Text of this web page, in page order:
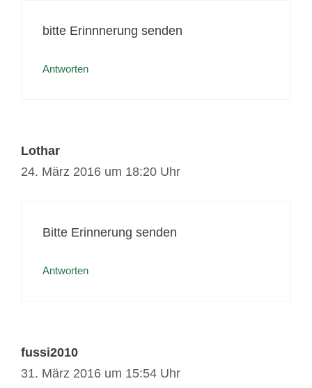
bitte Erinnnerung senden
Antworten
Lothar
24. März 2016 um 18:20 Uhr
Bitte Erinnerung senden
Antworten
fussi2010
31. März 2016 um 15:54 Uhr